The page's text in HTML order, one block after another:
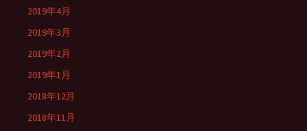
2019年4月
2019年3月
2019年2月
2019年1月
2018年12月
2018年11月